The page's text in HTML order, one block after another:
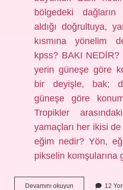
bölgedeki dağların
aldığı doğrultuya,
kısmına yönelim
kpss? BAKI
yerin güneşe göre
bir deyişle, bak;
güneşe göre
Tropikler
yamaçları her ikisi de
eğim nedir? Yön,
pikselin komşularına
Devamını okuyun 12